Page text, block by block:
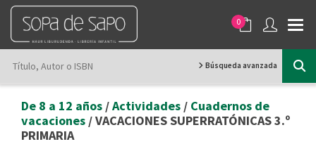
0
Búsqueda avanzada
De 8 a 12 años /Actividades / Cuadernos de
vacaciones / VACACIONES SUPERRATÓNICAS 3.º
PRIMARIA